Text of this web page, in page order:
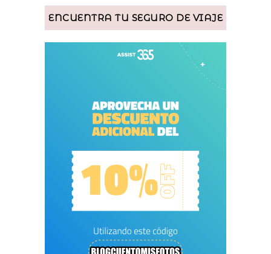
ENCUENTRA TU SEGURO DE VIAJE